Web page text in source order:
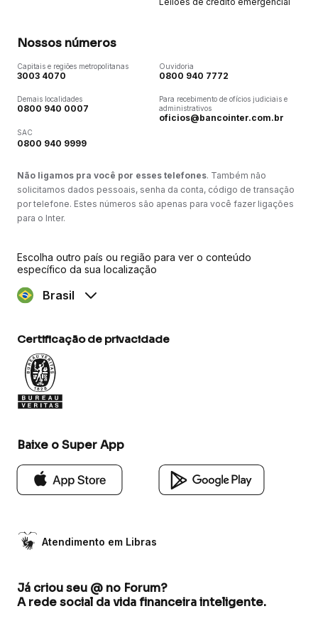
Nossos números
Capitais e regiões metropolitanas
3003 4070
Demais localidades
0800 940 0007
SAC
0800 940 9999
Ouvidoria
0800 940 7772
Para recebimento de ofícios judiciais e
administrativos
oficios@bancointer.com.br
Não ligamos pra você por esses telefones. Também não
solicitamos dados pessoais, senha da conta, código de transação
por telefone. Estes números são apenas para você fazer ligações
para o Inter.
Escolha outro país ou região para ver o conteúdo
específico da sua localização
Brasil
Certificação de privacidade
Baixe o Super App
Atendimento em Libras
Já criou seu @ no Forum?
A rede social da vida financeira inteligente.